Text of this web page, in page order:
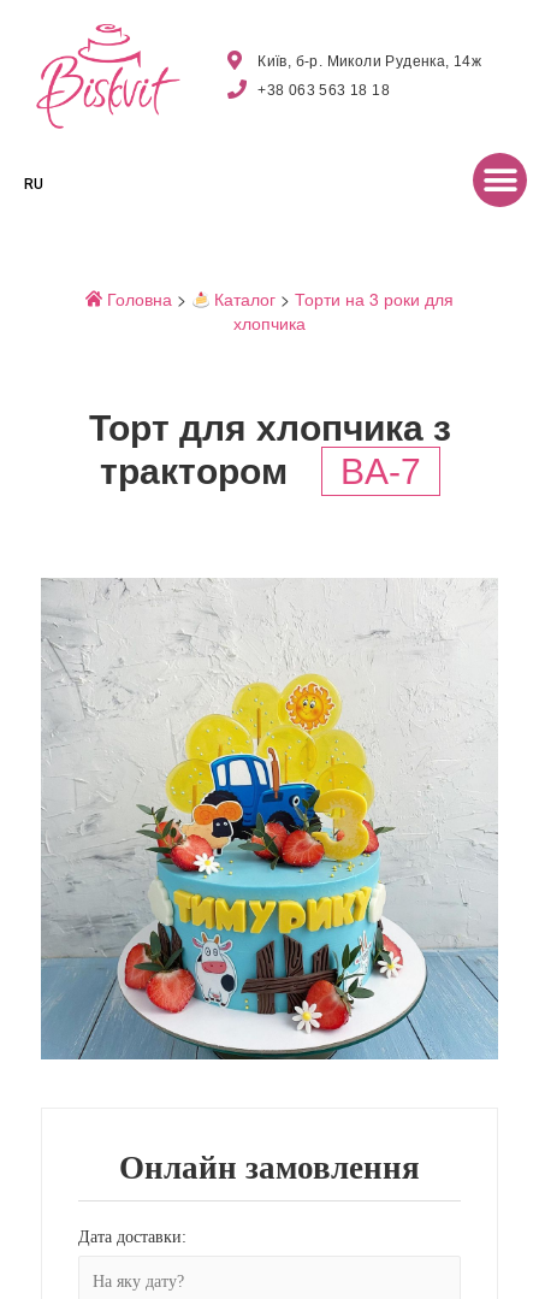
Київ, б-р. Миколи Руденка, 14ж
+38 063 563 18 18
RU
Головна> Каталог >Торти на 3 роки для
хлопчика
Торт для хлопчика з
трактором
BA-7
Онлайн замовлення
Дата доставки: